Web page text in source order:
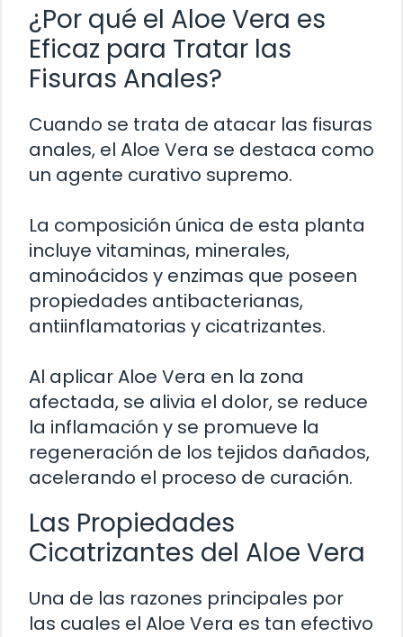
¿Por qué el Aloe Vera es
Eficaz para Tratar las
Fisuras Anales?
Cuando se trata de atacar las fisuras
anales, el Aloe Vera se destaca como
un agente curativo supremo.
La composición única de esta planta
incluye vitaminas, minerales,
aminoácidos y enzimas que poseen
propiedades antibacterianas,
antiinflamatorias y cicatrizantes.
Al aplicar Aloe Vera en la zona
afectada, se alivia el dolor, se reduce
la inflamación y se promueve la
regeneración de los tejidos dañados,
acelerando el proceso de curación.
Las Propiedades
Cicatrizantes del Aloe Vera
Una de las razones principales por
las cuales el Aloe Vera es tan efectivo